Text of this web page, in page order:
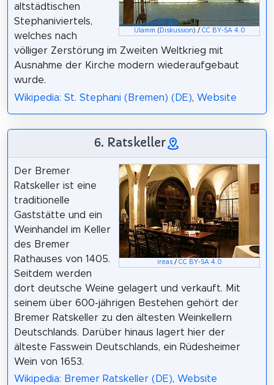
Ulamm ( Diskussion ) / CC BY-SA 4.0
altstädtischen
Stephaniviertels,
welches nach
völliger Zerstörung im Zweiten Weltkrieg mit
Ausnahme der Kirche modern wiederaufgebaut
wurde.
Wikipedia: St. Stephani (Bremen) (DE), Website
6. Ratskeller
ireas/ CC BY-SA 4.0
Der Bremer
Ratskeller ist eine
traditionelle
Gaststätte und ein
Weinhandel im Keller
des Bremer
Rathauses von 1405.
Seitdem werden
dort deutsche Weine gelagert und verkauft. Mit
seinem über 600-jährigen Bestehen gehört der
Bremer Ratskeller zu den ältesten Weinkellern
Deutschlands. Darüber hinaus lagert hier der
älteste Fasswein Deutschlands, ein Rüdesheimer
Wein von 1653.
Wikipedia: Bremer Ratskeller (DE), Website